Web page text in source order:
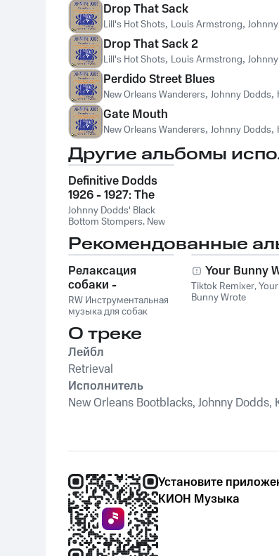
Drop That Sack
Lill's Hot Shots, Louis Armstrong,
Drop That Sack 2
Lill's Hot Shots, Louis Armstrong,
Perdido Street Blues
New Orleans Wanderers, Johnny Dodds,
Gate Mouth
New Orleans Wanderers, Johnny Dodds,
Другие альбомы
Definitive Dodds
1926 - 1927: The
Complete Sets
Johnny Dodds' Black
Bottom Stompers, New
Orleans Bootblacks,Lill's
Hot Shots
Рекомендованные
Релаксация
собаки -
Расслабляющая
музыка для
собак,
успокаивающие и
успокаивающие
звуки для
животных,
антистрессовая
терапия,
успокаивающее
RW Инструментальная
музыка для собак
Your Bunny
Tiktok Remixer,Your
Bunny Wrote
О треке
Лейбл
Retrieval
Исполнитель
New Orleans Bootblacks, Johnny
Установите
КИОН Музыка